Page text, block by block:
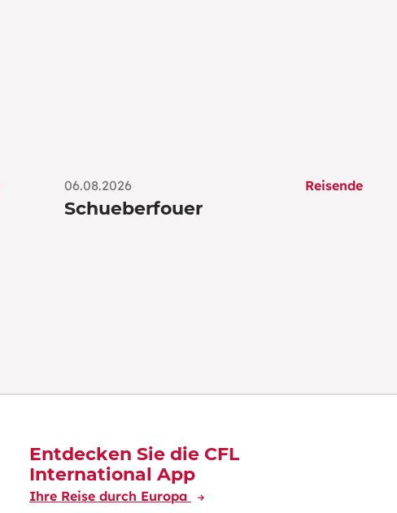
06.08.2026 Reisende
Schueberfouer
Entdecken Sie die CFL
International App
Ihre Reise durch Europa